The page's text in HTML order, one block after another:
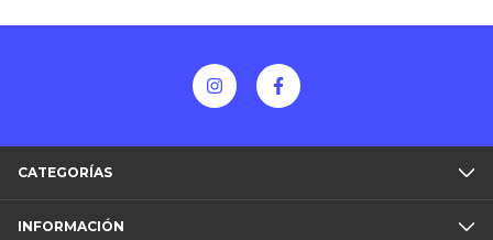
CATEGORÍAS
INFORMACIÓN